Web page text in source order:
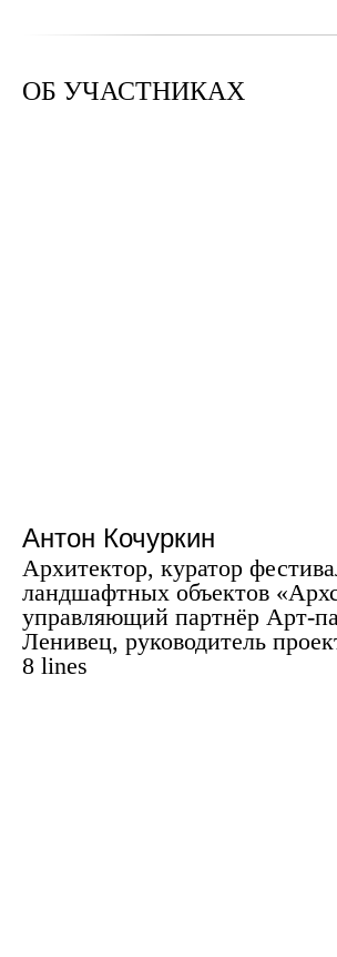
ОБ УЧАСТНИКАХ
Антон Кочуркин
Архитектор, куратор
ландшафтных объектов
управляющий партнёр Арт-
Ленивец, руководитель
8 lines